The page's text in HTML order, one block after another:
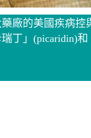
廠的美國疾病
丁」(picaridin)